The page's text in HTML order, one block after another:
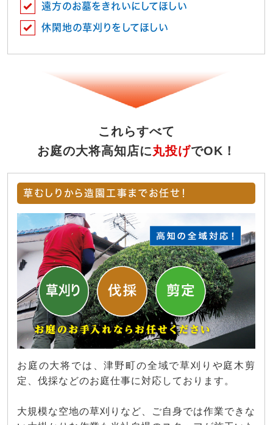
遠方のお墓をきれいにしてほしい
休閑地の草刈りをしてほしい
これらすべて
お庭の大将高知店に丸投げでOK！
草むしりから造園工事までお任せ！
お庭の大将では、津野町の全域で草刈りや庭木剪
定、伐採などのお庭仕事に対応しております。
大規模な空地の草刈りなど、ご自身では作業できな